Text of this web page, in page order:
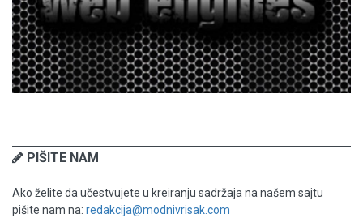
PIŠITE NAM
Ako želite da učestvujete u kreiranju sadržaja na našem sajtu
pišite nam na: redakcija@modnivrisak.com